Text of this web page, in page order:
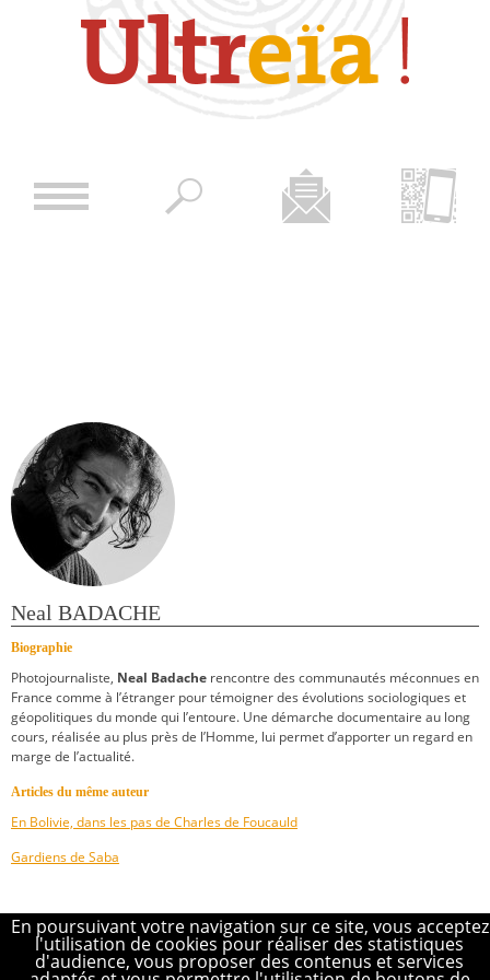
Neal BADACHE
Biographie
Photojournaliste, Neal Badache rencontre des communautés méconnues en
France comme à l’étranger pour témoigner des évolutions sociologiques et
géopolitiques du monde qui l’entoure. Une démarche documentaire au long
cours, réalisée au plus près de l’Homme, lui permet d’apporter un regard en
marge de l’actualité.
Articles du même auteur
En Bolivie, dans les pas de Charles de Foucauld
Gardiens de Saba
Où trouver Ultreïa ?
En poursuivant votre navigation sur ce site, vous acceptez
l'utilisation de cookies pour réaliser des statistiques
d'audience, vous proposer des contenus et services